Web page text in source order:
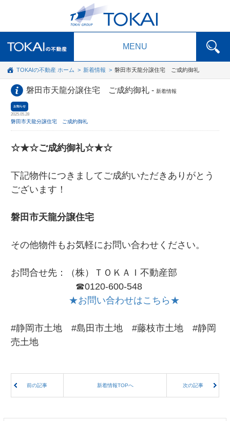
MENU
TOKAIの不動産 ホーム 新着情報 磐田市天龍分譲住宅 ご成約御礼
磐田市天龍分譲住宅 ご成約御礼 -新着情報
お知らせ
2025.05.28
磐田市天龍分譲住宅 ご成約御礼
☆★☆ご成約御礼☆★☆
下記物件につきましてご成約いただきありがとう
ございます！
磐田市天龍分譲住宅
その他物件もお気軽にお問い合わせください。
お問合せ先：（株）ＴＯＫＡＩ不動産部
☎0120-600-548
★お問い合わせはこちら★
#静岡市土地 #島田市土地 #藤枝市土地 #静岡
売土地
前の記事 新着情報TOPへ 次の記事